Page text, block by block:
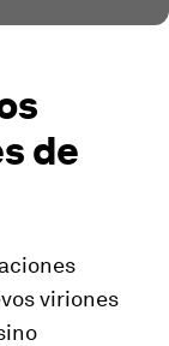
de
viriones